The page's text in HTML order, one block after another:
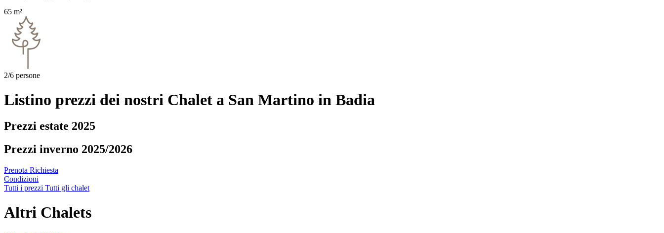
65 m²
2/6 persone
Listino prezzi dei nostri Chalet a San Martino in Badia
Prezzi estate 2025
Prezzi inverno 2025/2026
Prenota Richiesta
Condizioni
Tutti i prezzi Tutti gli chalet
Altri Chalets